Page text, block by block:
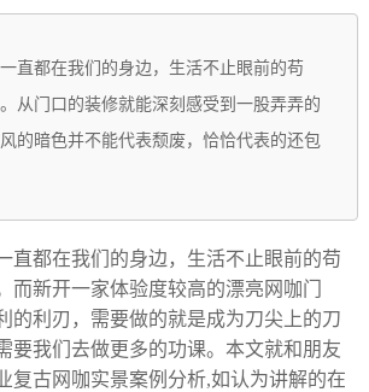
直都在我们的身边，生活不止眼前的苟
从门口的装修就能深刻感受到一股弄弄的
的暗色并不能代表颓废，恰恰代表的还包
直都在我们的身边，生活不止眼前的苟
而新开一家体验度较高的漂亮网咖门
的利刃，需要做的就是成为刀尖上的刀
要我们去做更多的功课。本文就和朋友
复古网咖实景案例分析,如认为讲解的在